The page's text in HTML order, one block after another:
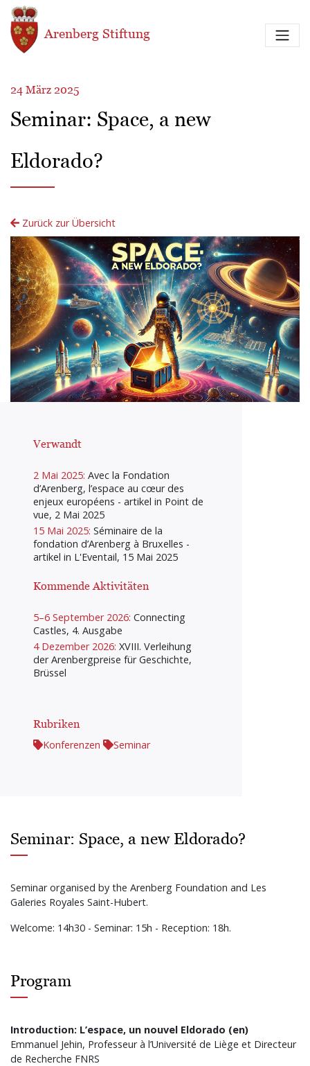
Direkt zum Inhalt
Arenberg Stiftung
24 März 2025
Seminar: Space, a new
Eldorado?
Zurück zur Übersicht
Verwandt
2 Mai 2025: Avec la Fondation
d’Arenberg, l’espace au cœur des
enjeux européens - artikel in Point de
vue, 2 Mai 2025
15 Mai 2025: Séminaire de la
fondation d’Arenberg à Bruxelles -
artikel in L'Eventail, 15 Mai 2025
Kommende Aktivitäten
5–6 September 2026: Connecting
Castles, 4. Ausgabe
4 Dezember 2026: XVIII. Verleihung
der Arenbergpreise für Geschichte,
Brüssel
Rubriken
Konferenzen Seminar
Seminar: Space, a new Eldorado?
Seminar organised by the Arenberg Foundation and Les
Galeries Royales Saint-Hubert.
Welcome: 14h30 - Seminar: 15h - Reception: 18h.
Program
Introduction: L’espace, un nouvel Eldorado (en)
Emmanuel Jehin, Professeur à l’Université de Liège et Directeur
de Recherche FNRS